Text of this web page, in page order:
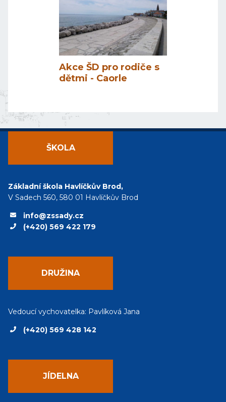
Akce ŠD pro rodiče s
dětmi - Caorle
ŠKOLA
Základní škola Havlíčkův Brod,
V Sadech 560, 580 01 Havlíčkův Brod
info@zssady.cz
(+420) 569 422 179
DRUŽINA
Vedoucí vychovatelka: Pavlíková Jana
(+420) 569 428 142
JÍDELNA